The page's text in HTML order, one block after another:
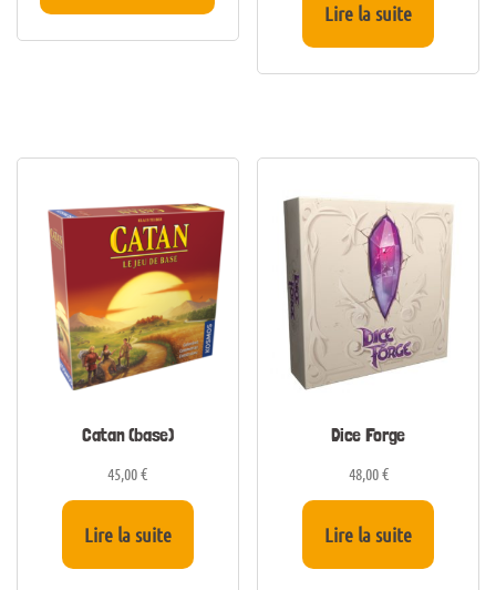
Lire la suite
Catan (base)
45,00€
Lire la suite
Dice Forge
48,00€
Lire la suite